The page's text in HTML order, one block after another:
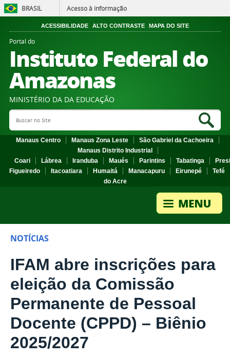
BRASIL Acesso à informação
ACESSIBILIDADE ALTO CONTRASTE MAPA DO SITE
Portal do
Instituto Federal do
Amazonas
MINISTÉRIO DA DA EDUCAÇÃO
Search Site
Manaus Centro Manaus Zona Leste
São Gabriel da Cachoeira
Manaus Distrito Industrial
Coari
Lábrea Iranduba Maués Parintins Tabatinga
Figueiredo
Itacoatiara Humaitá Manacapuru Eirunepé
Tefé
do Acre
NOTÍCIAS
IFAM abre inscrições para
eleição da Comissão
Permanente de Pessoal
Docente (CPPD) – Biênio
2025/2027